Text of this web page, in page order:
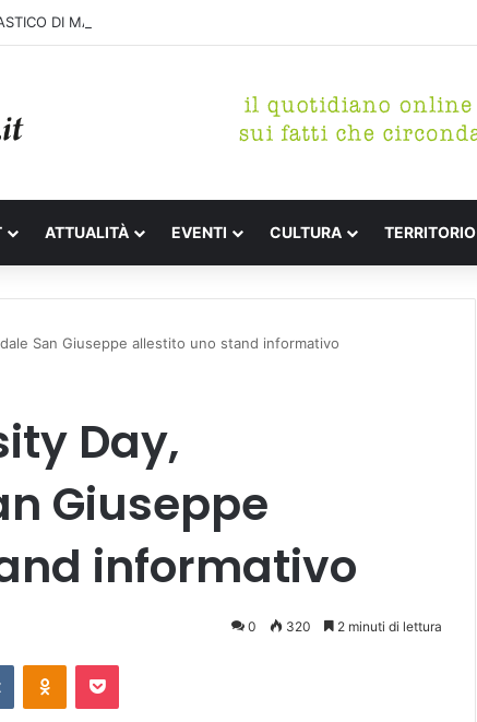
DI MARINA, CONCLUSA LA DEMOLIZIONE DELL’ALA NORD-SUD
ATTUALITÀ EVENTI CULTURA TERRITORIO
San Giuseppe allestito uno stand informativo
Day,
Giuseppe
informativo
0 320 2 minuti di lettura